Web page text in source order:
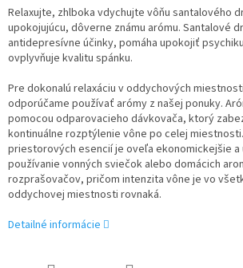
Relaxujte, zhlboka vdychujte vôňu santalového
upokojujúcu, dôverne známu arómu. Santalové
antidepresívne účinky, pomáha upokojiť
ovplyvňuje kvalitu spánku.
Pre dokonalú relaxáciu v oddychových
odporúčame používať arómy z našej ponuky.
pomocou odparovacieho dávkovača, ktorý
kontinuálne rozptýlenie vône po celej
priestorových esencií je oveľa ekonomickejšie a
používanie vonných sviečok alebo domácich
rozprašovačov, pričom intenzita vône je vo
oddychovej miestnosti rovnaká.
Detailné informácie